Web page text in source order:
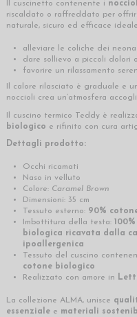
Il cuscinetto contenente i
riscaldato o raffreddato per
naturale, sicuro ed efficace
alleviare le coliche dei
dare sollievo a piccoli dolori
favorire un rilassamento
Il calore rilasciato è graduale e
noccioli crea un’atmosfera
Il cuscino termico Teddy è
biologico e rifinito con cura
Dettagli prodotto:
Occhi ricamati
Naso in velluto
Colore: Caramel Brown
Dimensioni: 35 cm
Tessuto esterno: 90%
Imbottitura della testa:
biologica ricavata dalla
ipoallergenica
Tessuto del cuscino
cotone biologico
Realizzato con amore in
La collezione ALMA, unisce
essenziale e materiali